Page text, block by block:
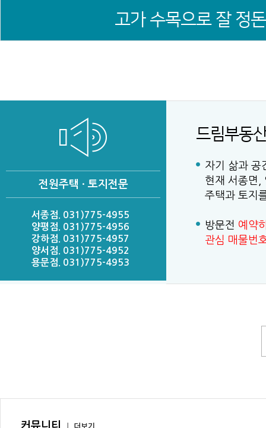
고가 수목으로 잘 정
전원주택 · 토지전문
서종점. 031)775-4955
양평점. 031)775-4956
강하점. 031)775-4957
양서점. 031)775-4952
용문점. 031)775-4953
드림부동
자기 삶과 공
현재 서종면,
주택과 토지
방문전 예약
관심 매물번
커뮤니티